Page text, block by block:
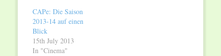
CAPe: Die Saison
2013-14 auf einen
Blick
15th July 2013
In "Cinema"